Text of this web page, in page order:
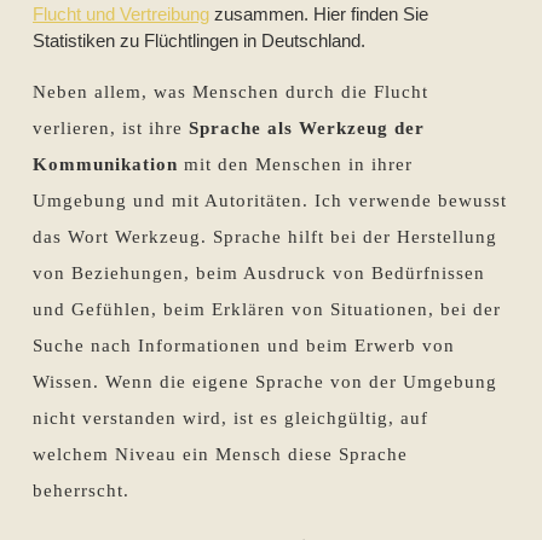
Flucht und Vertreibung zusammen. Hier finden Sie
Statistiken zu Flüchtlingen in Deutschland.
Neben allem, was Menschen durch die Flucht
verlieren, ist ihre Sprache als Werkzeug der
Kommunikation mit den Menschen in ihrer
Umgebung und mit Autoritäten. Ich verwende bewusst
das Wort Werkzeug. Sprache hilft bei der Herstellung
von Beziehungen, beim Ausdruck von Bedürfnissen
und Gefühlen, beim Erklären von Situationen, bei der
Suche nach Informationen und beim Erwerb von
Wissen. Wenn die eigene Sprache von der Umgebung
nicht verstanden wird, ist es gleichgültig, auf
welchem Niveau ein Mensch diese Sprache
beherrscht.